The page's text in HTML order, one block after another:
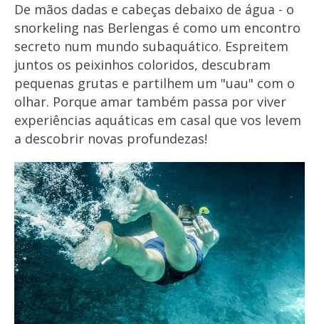
De mãos dadas e cabeças debaixo de água - o
snorkeling nas Berlengas é como um encontro
secreto num mundo subaquático. Espreitem
juntos os peixinhos coloridos, descubram
pequenas grutas e partilhem um "uau" com o
olhar. Porque amar também passa por viver
experiências aquáticas em casal que vos levem
a descobrir novas profundezas!